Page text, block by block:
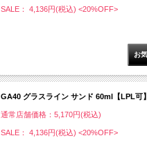
SALE： 4,136円(税込) <20%OFF>
GA40 グラスライン サンド 60ml【LPL可】
通常店舗価格：5,170円(税込)
SALE： 4,136円(税込) <20%OFF>